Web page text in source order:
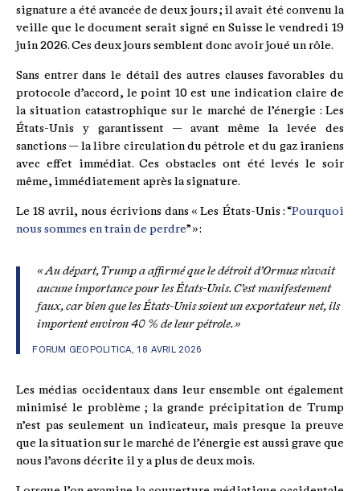
signature a été avancée de deux jours ; il avait été convenu la
veille que le document serait signé en Suisse le vendredi 19
juin 2026. Ces deux jours semblent donc avoir joué un rôle.
Sans entrer dans le détail des autres clauses favorables du
protocole d’accord, le point 10 est une indication claire de
la situation catastrophique sur le marché de l’énergie : Les
États-Unis y garantissent — avant même la levée des
sanctions — la libre circulation du pétrole et du gaz iraniens
avec effet immédiat. Ces obstacles ont été levés le soir
même, immédiatement après la signature.
Le 18 avril, nous écrivions dans « Les États-Unis : “Pourquoi
nous sommes en train de perdre” » :
« Au départ, Trump a affirmé que le détroit d’Ormuz n’avait
aucune importance pour les États-Unis. C’est manifestement
faux, car bien que les États-Unis soient un exportateur net, ils
importent environ 40 % de leur pétrole. »
FORUM GEOPOLITICA, 18 AVRIL 2026
Les médias occidentaux dans leur ensemble ont également
minimisé le problème ; la grande précipitation de Trump
n’est pas seulement un indicateur, mais presque la preuve
que la situation sur le marché de l’énergie est aussi grave que
nous l’avons décrite il y a plus de deux mois.